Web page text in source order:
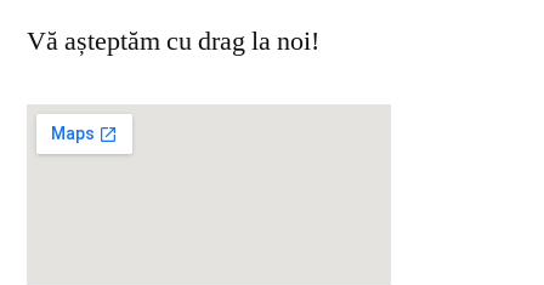
Vă așteptăm cu drag la noi!